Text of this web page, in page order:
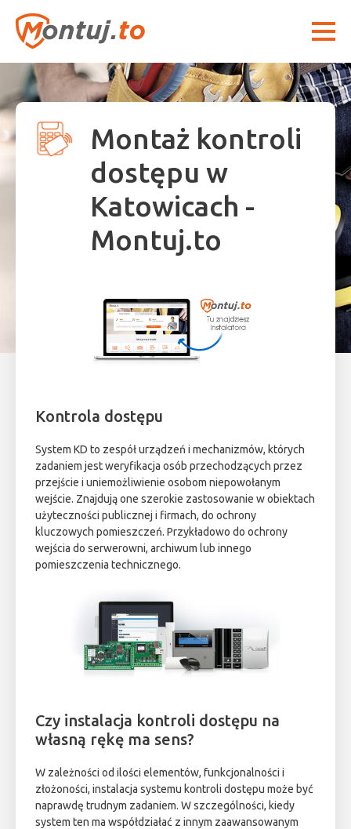
Montaż kontroli
dostępu w
Katowicach -
Montuj.to
Kontrola dostępu
System KD to zespół urządzeń i mechanizmów, których
zadaniem jest weryfikacja osób przechodzących przez
przejście i uniemożliwienie osobom niepowołanym
wejście. Znajdują one szerokie zastosowanie w obiektach
użyteczności publicznej i firmach, do ochrony
kluczowych pomieszczeń. Przykładowo do ochrony
wejścia do serwerowni, archiwum lub innego
pomieszczenia technicznego.
Czy instalacja kontroli dostępu na
własną rękę ma sens?
W zależności od ilości elementów, funkcjonalności i
złożoności, instalacja systemu kontroli dostępu może być
naprawdę trudnym zadaniem. W szczególności, kiedy
system ten ma współdziałać z innym zaawansowanym